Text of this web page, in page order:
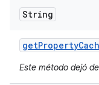
String
getProperty
Este método dejó